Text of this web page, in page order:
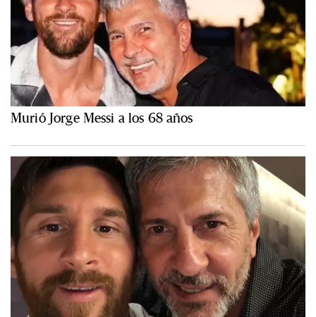
Murió Jorge Messi a los 68 años